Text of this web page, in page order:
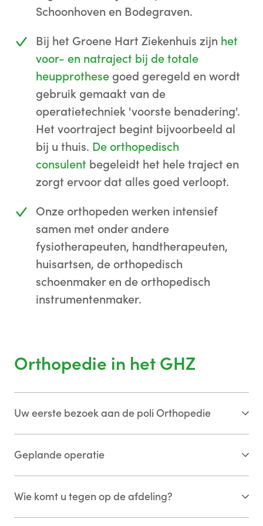
Schoonhoven en Bodegraven.
Bij het Groene Hart Ziekenhuis zijn het
voor- en natraject bij de totale
heupprothese goed geregeld en wordt
gebruik gemaakt van de
operatietechniek 'voorste benadering'.
Het voortraject begint bijvoorbeeld al
bij u thuis. De orthopedisch
consulent begeleidt het hele traject en
zorgt ervoor dat alles goed verloopt.
Onze orthopeden werken intensief
samen met onder andere
fysiotherapeuten, handtherapeuten,
huisartsen, de orthopedisch
schoenmaker en de orthopedisch
instrumentenmaker.
Orthopedie in het GHZ
Uw eerste bezoek aan de poli Orthopedie
Als u voor de eerste keer voor een gesprek
en onderzoek komt, wordt u gezien op onze
polikliniek door een orthopedische chirurg
of een arts-assistent orthopedie. Een arts-
Geplande operatie
Voor vragen over een geplande operatie
kunt u contact opnemen met de opname
Wie komt u tegen op de afdeling?